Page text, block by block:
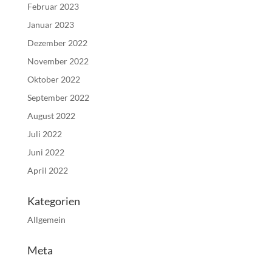
Februar 2023
Januar 2023
Dezember 2022
November 2022
Oktober 2022
September 2022
August 2022
Juli 2022
Juni 2022
April 2022
Kategorien
Allgemein
Meta